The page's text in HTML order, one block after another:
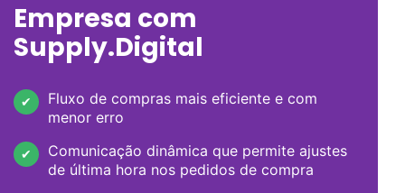
Empresa com
Supply.Digital
Fluxo de compras mais eficiente e com
menor erro
Comunicação dinâmica que permite ajustes
de última hora nos pedidos de compra